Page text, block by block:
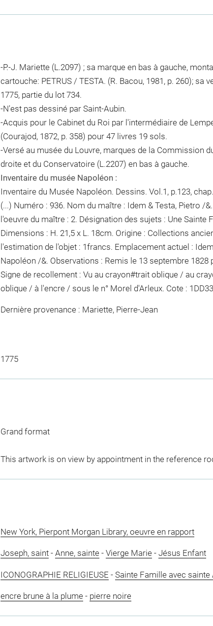
-P.-J. Mariette (L.2097) ; sa marque en bas à gauche,
cartouche: PETRUS / TESTA. (R. Bacou, 1981, p. 260); sa
1775, partie du lot 734.
-N'est pas dessiné par Saint-Aubin.
-Acquis pour le Cabinet du Roi par l'intermédiaire de
(Courajod, 1872, p. 358) pour 47 livres 19 sols.
-Versé au musée du Louvre, marques de la Commission
droite et du Conservatoire (L.2207) en bas à gauche.
Inventaire du musée Napoléon :
Inventaire du Musée Napoléon. Dessins. Vol.1, p.123,
(...) Numéro : 936. Nom du maître : Idem & Testa, Pietro /
l'oeuvre du maître : 2. Désignation des sujets : Une Sainte
Dimensions : H. 21,5 x L. 18cm. Origine : Collections
l'estimation de l'objet : 1francs. Emplacement actuel :
Napoléon /&. Observations : Remis le 13 septembre 1828
Signe de recollement : Vu au crayon#trait oblique / au
oblique / à l'encre / sous le n° Morel d'Arleux. Cote : 1DD33
Dernière provenance : Mariette, Pierre-Jean
1775
Grand format
This artwork is on view by appointment in the reference
New York, Pierpont Morgan Library, oeuvre en rapport
Joseph, saint- Anne, sainte- Vierge Marie- Jésus Enfant
ICONOGRAPHIE RELIGIEUSE - Sainte Famille avec sainte
encre brune à la plume- pierre noire